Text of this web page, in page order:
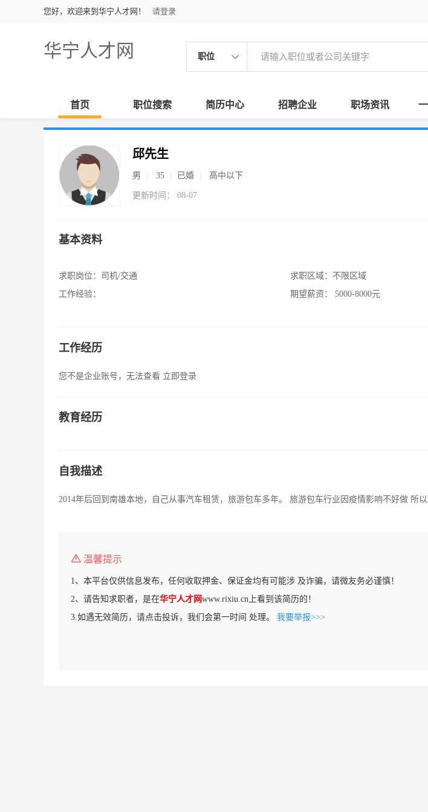
您好，欢迎来到华宁人才网！ 请登录
华宁人才网 职位
首页 职位搜索 简历中心 招聘企业 职场资讯
邱先生
男 35 已婚 高中以下
更新时间： 08-07
基本资料
求职岗位： 司机/交通
工作经验：
求职区域： 不限区域
期望薪资：
5000-8000元
工作经历
您不是企业账号，无法查看 立即登录
教育经历
自我描述
2014年后回到南雄本地，自己从事汽车租赁，旅游包车多年。 旅游包车行业因疫情影响不好做 所以
温馨提示
1、本平台仅供信息发布，任何收取押金、保证金均有可能涉 及诈骗，请微友务必谨慎！
2、请告知求职者，是在华宁人才网www.rixiu.cn上看到该简历的！
3.如遇无效简历，请点击投诉，我们会第一时间 处理。 我要举报>>>